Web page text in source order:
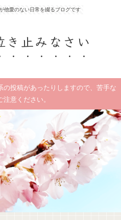
他愛のない日常を綴るブログです
き止みなさい
投稿があったりしますので、苦手な
意ください。